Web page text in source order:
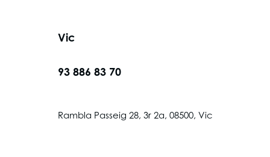
Vic
93 886 83 70
Rambla Passeig 28, 3r 2a, 08500, Vic